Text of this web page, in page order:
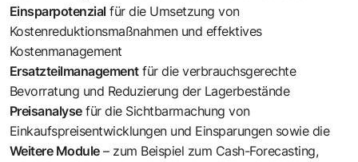
Einsparpotenzial für die Umsetzung von
Kostenreduktionsmaßnahmen und effektives
Kostenmanagement
Ersatzteilmanagement für die verbrauchsgerechte
Bevorratung und Reduzierung der Lagerbestände
Preisanalyse für die Sichtbarmachung von
Einkaufspreisentwicklungen und Einsparungen sowie die
Weitere Module – zum Beispiel zum Cash-Forecasting,